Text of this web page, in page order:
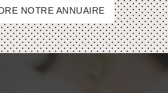
NOTRE ANNUAIRE